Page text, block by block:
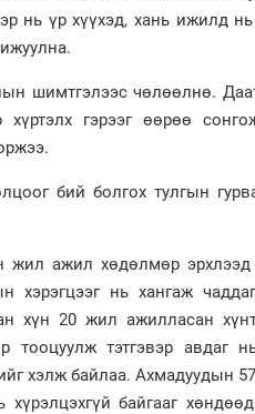
нь үр хүүхэд, хань ижилд
шимтгэлээс чөлөөлнө.
гэрээг өөрөө
бий болгох тулгын
жил ажил хөдөлмөр
хэрэгцээг нь хангаж
хүн 20 жил ажилласан
тооцуулж тэтгэвэр авдаг
хэлж байлаа. Ахмадуудын
байгааг